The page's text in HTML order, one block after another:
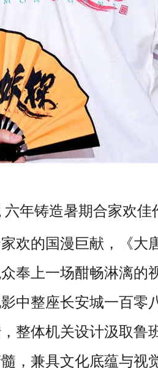
六年铸造暑期合家欢佳
欢的国漫巨献，《大
奉上一场酣畅淋漓的
中整座长安城一百零
整体机关设计汲取鲁
，兼具文化底蕴与视